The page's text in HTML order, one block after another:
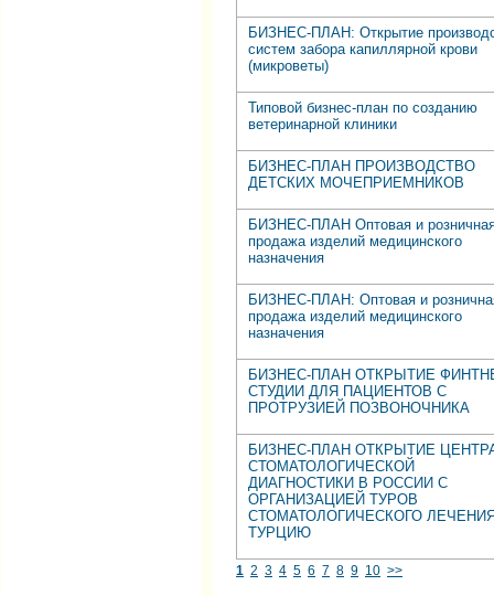
БИЗНЕС-ПЛАН: Открытие
систем забора капиллярной крови
(микроветы)
Типовой бизнес-план по созданию
ветеринарной клиники
БИЗНЕС-ПЛАН ПРОИЗВОДСТВО
ДЕТСКИХ МОЧЕПРИЕМНИКОВ
БИЗНЕС-ПЛАН Оптовая и
продажа изделий медицинского
назначения
БИЗНЕС-ПЛАН: Оптовая и
продажа изделий медицинского
назначения
БИЗНЕС-ПЛАН ОТКРЫТИЕ
СТУДИИ ДЛЯ ПАЦИЕНТОВ С
ПРОТРУЗИЕЙ ПОЗВОНОЧНИКА
БИЗНЕС-ПЛАН ОТКРЫТИЕ
СТОМАТОЛОГИЧЕСКОЙ
ДИАГНОСТИКИ В РОССИИ С
ОРГАНИЗАЦИЕЙ ТУРОВ
СТОМАТОЛОГИЧЕСКОГО
ТУРЦИЮ
1 2 3 4 5 6 7 8 9 10 >>